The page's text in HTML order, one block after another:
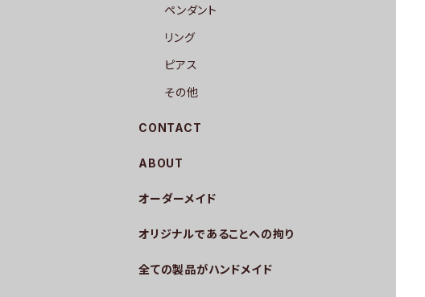
ペンダント
リング
ピアス
その他
CONTACT
ABOUT
オーダーメイド
オリジナルであることへの拘り
全ての製品がハンドメイド